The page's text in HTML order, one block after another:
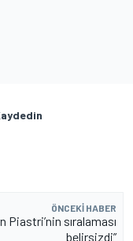
ÖNCEKI HABER
Piastri’nin sıralaması
belirsizdi”